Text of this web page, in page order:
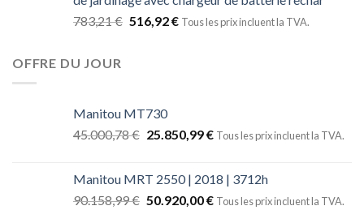
783,21€ 516,92€ Tous les prix incluent la TVA.
OFFRE DU JOUR
Manitou MT730
45.000,78€ 25.850,99€ Tous les prix incluent la TVA.
Manitou MRT 2550 | 2018 | 3712h
90.158,99€ 50.920,00€ Tous les prix incluent la TVA.